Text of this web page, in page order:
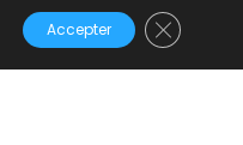
Accepter Fermer la